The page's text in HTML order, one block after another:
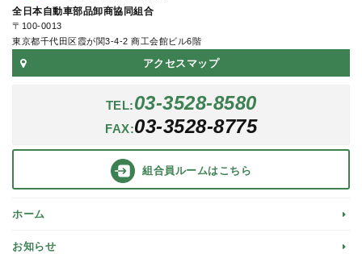
全日本自動車部品卸商協同組合
〒100-0013
東京都千代田区霞が関3-4-2 商工会館ビル6階
アクセスマップ
TEL:03-3528-8580
FAX:03-3528-8775
組合員ルームはこちら
ホーム
お知らせ